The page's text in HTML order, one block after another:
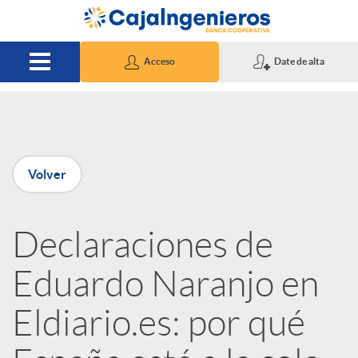
Saltar al contenido principal
Acceso Date de alta
P
u
b
l
Volver
Declaraciones de
Eduardo Naranjo en
Eldiario.es: por qué